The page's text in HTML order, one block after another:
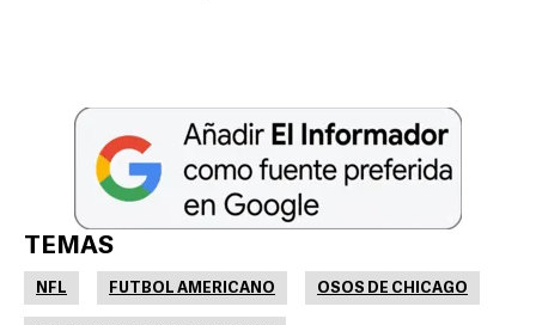
TEMAS
NFL FUTBOL AMERICANO OSOS DE CHICAGO